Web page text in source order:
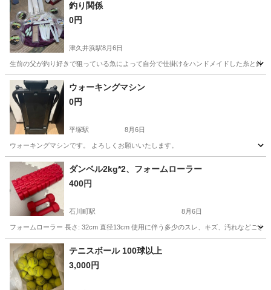
釣り関係
0円
津久井浜駅8月6日
生前の父が釣り好きで狙っている魚によって自分で仕掛けをハンドメイドした糸と針
神奈川 横須賀市 津久井浜駅
ウォーキングマシン
0円
平塚駅 8月6日
ウォーキングマシンです。 よろしくお願いいたします。
神奈川 平塚市 平塚駅 フィットネス、トレーニング
ダンベル2kg*2、フォームローラー
400円
石川町駅 8月6日
フォームローラー 長さ: 32cm 直径13cm 使用に伴う多少のスレ、キズ、汚れなどご
神奈川 横浜市 石川町駅 フィットネス、トレーニング
テニスボール 100球以上
3,000円